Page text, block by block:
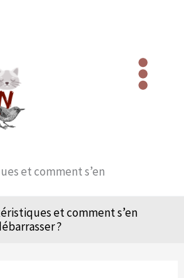
et comment s’en
et comment s’en
?